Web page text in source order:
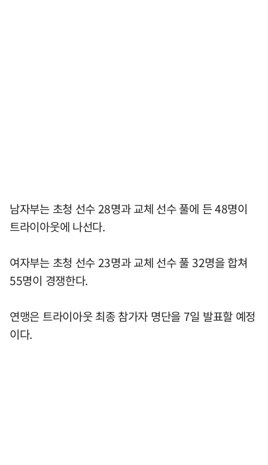
남자부는 초청 선수 28명과 교체 선수 풀에 든 48명이
트라이아웃에 나선다.
여자부는 초청 선수 23명과 교체 선수 풀 32명을 합쳐
55명이 경쟁한다.
연맹은 트라이아웃 최종 참가자 명단을 7일 발표할 예정
이다.